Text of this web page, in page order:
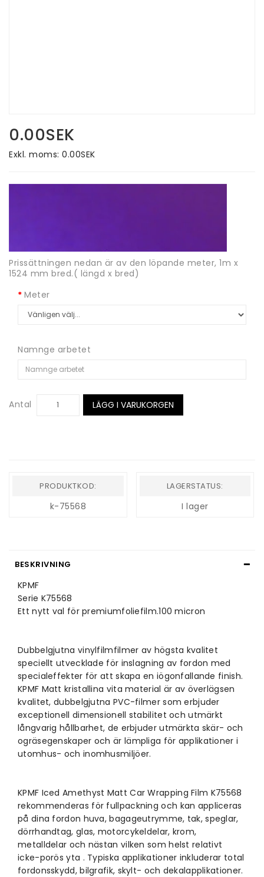
0.00SEK
Exkl. moms: 0.00SEK
Prissättningen nedan är av den löpande meter, 1m x
1524 mm bred.( längd x bred)
Meter
Namnge arbetet
Antal LÄGG I VARUKORGEN
PRODUKTKOD:
k-75568
LAGERSTATUS:
I lager
BESKRIVNING
KPMF
Serie K75568
Ett nytt val för premiumfoliefilm.100 micron
Dubbelgjutna vinylfilmfilmer av högsta kvalitet
speciellt utvecklade för inslagning av fordon med
specialeffekter för att skapa en iögonfallande finish.
KPMF Matt kristallina vita material är av överlägsen
kvalitet, dubbelgjutna PVC-filmer som erbjuder
exceptionell dimensionell stabilitet och utmärkt
långvarig hållbarhet, de erbjuder utmärkta skär- och
ogräsegenskaper och är lämpliga för applikationer i
utomhus- och inomhusmiljöer.
KPMF Iced Amethyst MattCar Wrapping Film K75568
rekommenderas för fullpackning och kan appliceras
på dina fordon huva, bagageutrymme, tak, speglar,
dörrhandtag, glas, motorcykeldelar, krom,
metalldelar och nästan vilken som helst relativt
icke-porös yta . Typiska applikationer inkluderar total
fordonsskydd, bilgrafik, skylt- och dekalapplikationer.